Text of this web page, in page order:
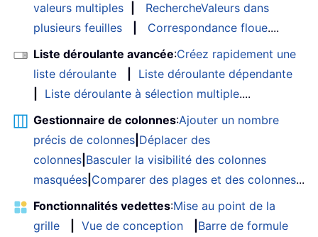
valeurs multiples
RechercheValeurs dans
plusieurs feuilles
Correspondance floue....
Liste déroulante avancée:Créez rapidement une
liste déroulante
Liste déroulante dépendante
Liste déroulante à sélection multiple....
Gestionnaire de colonnes:Ajouter un nombre
précis de colonnes Déplacer des
colonnes Basculer la visibilité des colonnes
masquées Comparer des plages et des colonnes...
Fonctionnalités vedettes:Mise au point de la
grille
Vue de conception
Barre de formule